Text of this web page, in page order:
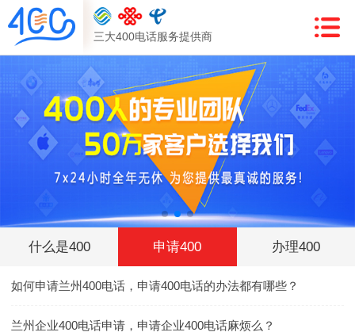
三大400电话服务提供商
什么是400 申请400 办理400
如何申请兰州400电话，申请400电话的办法都有哪些？
兰州企业400电话申请，申请企业400电话麻烦么？